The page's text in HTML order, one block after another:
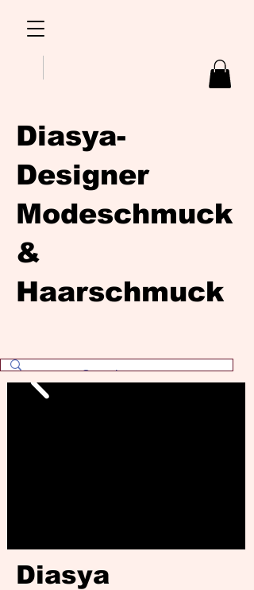
Diasya-
Designer
Modeschmuck
&
Haarschmuck
Diasya